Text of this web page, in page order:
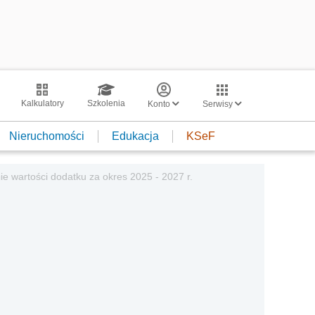
Kalkulatory Szkolenia Konto Serwisy
Nieruchomości Edukacja KSeF
wartości dodatku za okres 2025 - 2027 r.